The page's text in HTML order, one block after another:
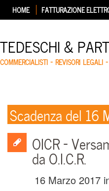
HOME FATTURAZIONE
TEDESCHI &
COMMERCIALISTI – REVISORI LEGALI
Scadenza del 16
OICR –
da O.I.C.R.
16 Marzo 2017